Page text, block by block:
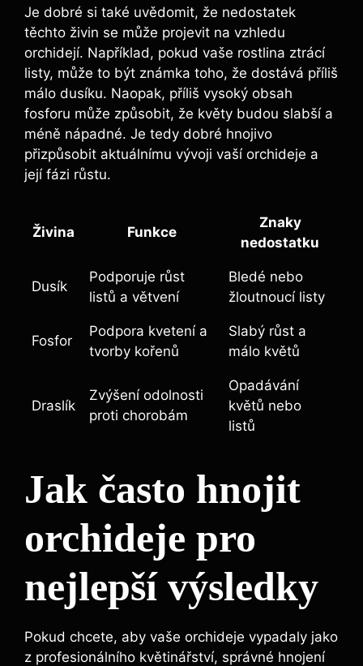
Je ⁤dobré ⁢si také uvědomit, že⁤ nedostatek
těchto živin ⁣se může projevit na vzhledu
orchidejí. Například, pokud‍ vaše rostlina⁣ ztrácí
listy, může to být známka toho, že‌ dostává příliš
⁤málo‌ dusíku. Naopak, příliš vysoký obsah
fosforu ​může způsobit, ⁢že ⁢květy‌ budou slabší⁢ a‍
méně nápadné. Je tedy⁢ dobré hnojivo
přizpůsobit aktuálnímu vývoji vaší orchideje a
její fázi růstu.
Živina Funkce
Znaky⁢
nedostatku
Dusík
Podporuje růst​
listů a větvení
Bledé nebo
žloutnoucí listy
Fosfor
Podpora kvetení a
tvorby kořenů
Slabý růst⁤ a
‌málo květů
Draslík
Zvýšení odolnosti
proti chorobám
Opadávání
květů nebo ​
listů
Jak často hnojit
orchideje pro
nejlepší výsledky
Pokud​ chcete, ⁤aby vaše orchideje ⁣vypadaly jako‌
z profesionálního květinářství, ‌správné hnojení